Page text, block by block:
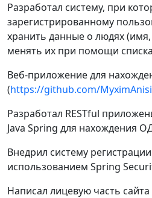
Разработал систему, при
зарегистрированному
хранить данные о людях (имя,
менять их при помощи
Веб-приложение для
(https://github.com/
Разработал RESTful
Java Spring для нахождения
Внедрил систему
использованием Spring
Написал лицевую часть